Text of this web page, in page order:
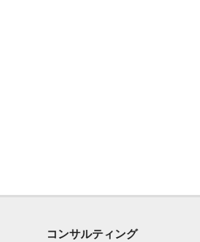
コンサルティング